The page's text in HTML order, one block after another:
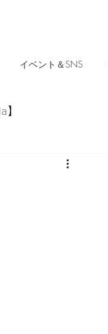
イベント＆SNS
】